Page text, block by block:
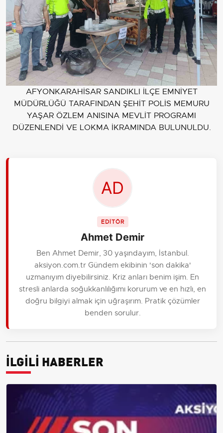
AFYONKARAHİSAR SANDIKLI İLÇE EMNİYET
MÜDÜRLÜĞÜ TARAFINDAN ŞEHİT POLİS MEMURU
YAŞAR ÖZLEM ANISINA MEVLİT PROGRAMI
DÜZENLENDİ VE LOKMA İKRAMINDA BULUNULDU.
EDİTÖR
Ahmet Demir
Ben Ahmet Demir, 30 yaşındayım, İstanbul.
aksiyon.com.tr Gündem ekibinin 'son dakika'
uzmanıyım diyebilirsiniz. Kriz anları benim işim. En
stresli anlarda soğukkanlılığımı korurum ve en hızlı, en
doğru bilgiyi almak için uğraşırım. Pratik çözümler
benden sorulur.
İLGİLİ HABERLER